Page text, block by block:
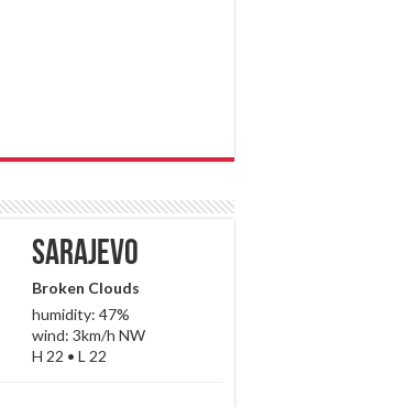
Sarajevo
Broken Clouds
humidity: 47%
wind: 3km/h NW
H 22 • L 22